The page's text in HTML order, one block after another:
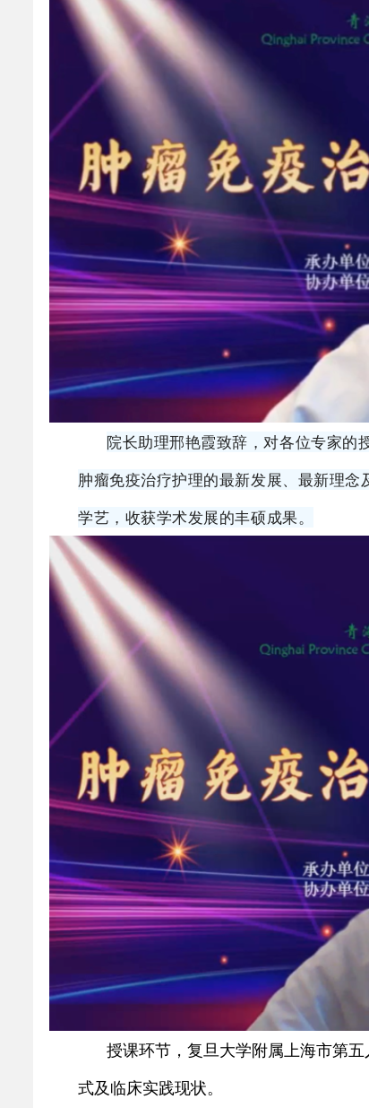
院长助理邢艳霞致辞，对各位专家的
肿瘤免疫治疗护理的最新发展、最新理
学艺，收获学术发展的丰硕成果。
授课环节，复旦大学附属上海市第
式及临床实践现状。